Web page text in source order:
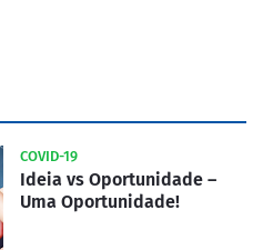
COVID-19
Ideia vs Oportunidade –
Uma Oportunidade!